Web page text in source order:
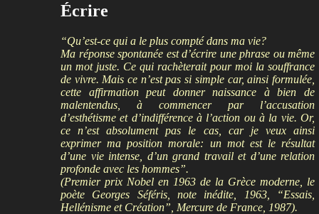
Écrire
“Qu’est-ce qui a le plus compté dans ma vie?
Ma réponse spontanée est d’écrire une phrase ou même
un mot juste. Ce qui rachèterait pour moi la souffrance
de vivre. Mais ce n’est pas si simple car, ainsi formulée,
cette affirmation peut donner naissance à bien de
malentendus, à commencer par l’accusation
d’esthétisme et d’indifférence à l’action ou à la vie. Or,
ce n’est absolument pas le cas, car je veux ainsi
exprimer ma position morale: un mot est le résultat
d’une vie intense, d’un grand travail et d’une relation
profonde avec les hommes”.
(Premier prix Nobel en 1963 de la Grèce moderne, le
poète Georges Séféris, note inédite, 1963, “Essais,
Hellénisme et Création”, Mercure de France, 1987).